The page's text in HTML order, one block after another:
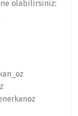
olabilirsiniz: